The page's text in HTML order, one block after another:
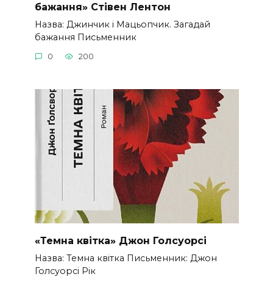
бажання» Стівен Лентон
Назва: Джинчик і Мацьопчик. Загадай
бажання Письменник
0 200
«Темна квітка» Джон Голсуорсі
Назва: Темна квітка Письменник: Джон
Голсуорсі Рік